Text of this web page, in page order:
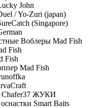
John
/ Yo-Zuri (japan)
(Singapore)
Воблеры Mad Fish
Fish
Fish
Mad Fish
Chafer37 ЖУКИ
Smart Baits